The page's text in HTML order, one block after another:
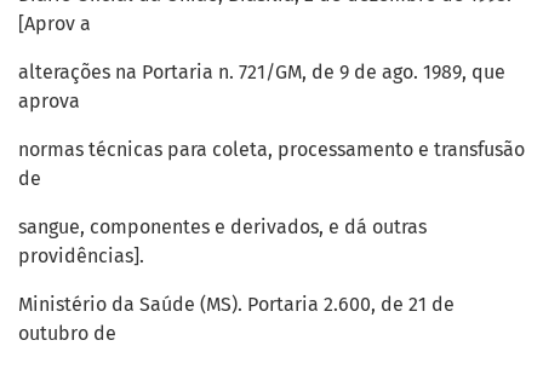
[Aprov a
alterações na Portaria n. 721/GM, de 9 de ago. 1989, que
aprova
normas técnicas para coleta, processamento e transfusão
de
sangue, componentes e derivados, e dá outras
providências].
Ministério da Saúde (MS). Portaria 2.600, de 21 de
outubro de